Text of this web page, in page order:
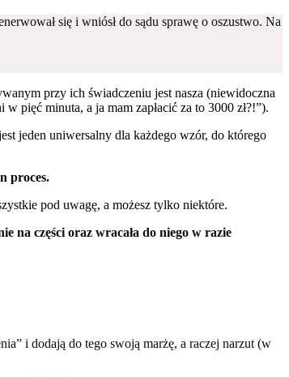
się i wniósł do sądu sprawę o oszustwo. Na
przy ich świadczeniu jest nasza (niewidoczna
pięć minuta, a ja mam zapłacić za to 3000 zł?!”).
jeden uniwersalny dla każdego wzór, do którego
proces.
pod uwagę, a możesz tylko niektóre.
na części oraz wracała do niego w razie
i dodają do tego swoją marżę, a raczej narzut (w